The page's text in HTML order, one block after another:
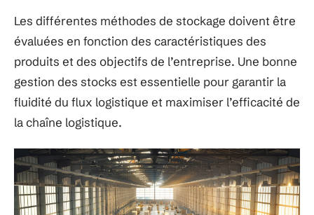
Les différentes méthodes de stockage doivent être
évaluées en fonction des caractéristiques des
produits et des objectifs de l’entreprise. Une bonne
gestion des stocks est essentielle pour garantir la
fluidité du flux logistique et maximiser l’efficacité de
la chaîne logistique.